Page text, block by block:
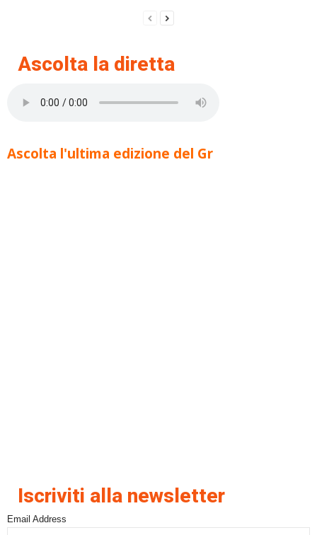
Ascolta la diretta
Ascolta l'ultima edizione del Gr
Iscriviti alla newsletter
Email Address